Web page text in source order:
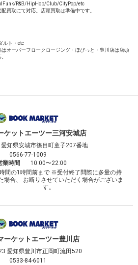
R&B/HipHop/Club/CityPop/etc
買取にて対応。店頭買取は準備中です。
ルト・etc
オーバーフロークロージング・ほびっと・豊川店は店頭
ケットエーツー三河安城店
愛知県安城市篠目町童子207番地
0566-77-1009
業時間
10:00〜22:00
間の1時間前まで ※受付終了間際に多量の持
場合、 お断りさせていただく場合がございま
す。
ーケットエーツー豊川店
愛知県豊川市正岡町流田520
0533-84-6011